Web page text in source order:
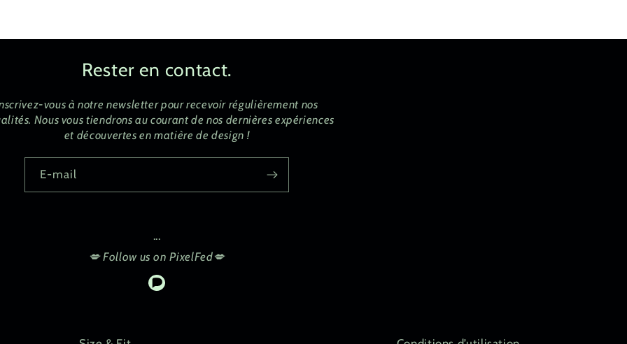
Rester en contact.
vous à notre newsletter pour recevoir régulièrement nos
Nous vous tiendrons au courant de nos dernières expériences
et découvertes en matière de design !
E-mail
...
💋 Follow us on PixelFed💋
Pixelfed